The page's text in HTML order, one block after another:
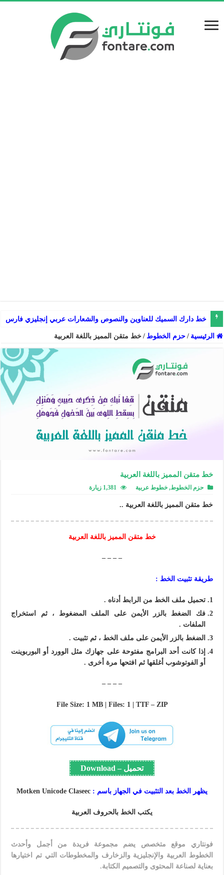
خط دارك السميك للعناوين والنصوص والشعارات عربي إنجليزي فارسي
الرئيسية / حزم الخطوط / خط متقن المميز باللغة العربية
خط متقن المميز باللغة العربية
حزم الخطوط,خطوط عربية 1,381 زيارة
خط متقن المميز باللغة العربية ..
خط متقن المميز باللغة العربية
– – – –
طريقة تثبيت الخط :
تحميل ملف الخط من الرابط أدناه .
فك الضغط بالزر الأيمن على الملف المضغوط ، ثم استخراج
الملفات .
الضغط بالزر الأيمن على ملف الخط ، ثم تثبيت .
إذا كانت أحد البرامج مفتوحة على جهازك مثل الوورد أو البوربوينت
أو الفوتوشوب أغلقها ثم افتحها مرة أخرى .
– – – –
File Size: 1 MB | Files: 1 | TTF – ZIP
تحميل – Download
يظهر الخط بعد التثبيت في الجهاز باسم :
يكتب الخط بالحروف العربية
فونتاري موقع متخصص يضم مجموعة فريدة من أجمل وأحدث
الخطوط العربية والإنجليزية والزخارف والمخطوطات التي تم اختيارها
بعناية لصناعة المحتوى والتصميم الكتابة.